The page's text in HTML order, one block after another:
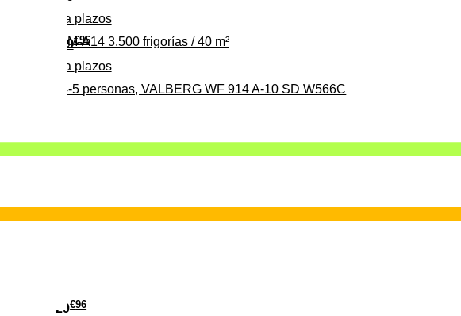
279€96
Pago a plazos
para 4-5 personas, VALBERG WF 914 A-10 SD W566C
Pago a plazos
CLIM-A14 3.500 frigorías / 40 m²
29€96